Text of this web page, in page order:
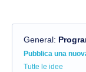
General:
Categorie
Pubblica una
Tutte le idee